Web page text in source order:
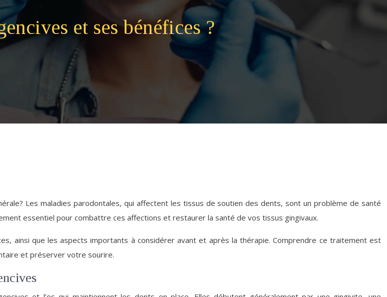
et ses bénéfices ?
Les maladies parodontales, qui affectent les tissus de soutien des dents, sont un problème de santé
essentiel pour combattre ces affections et restaurer la santé de vos tissus gingivaux.
ainsi que les aspects importants à considérer avant et après la thérapie. Comprendre ce traitement est
et préserver votre sourire.